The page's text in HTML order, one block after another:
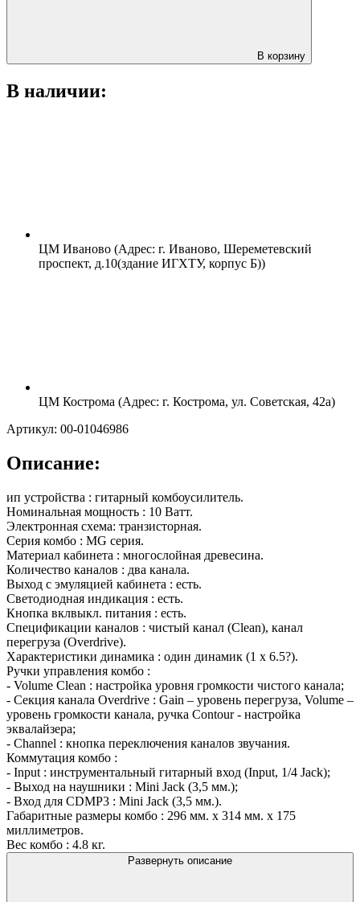
В корзину
В наличии:
ЦМ Иваново (Адрес: г. Иваново, Шереметевский
проспект, д.10(здание ИГХТУ, корпус Б))
ЦМ Кострома (Адрес: г. Кострома, ул. Советская, 42а)
Артикул: 00-01046986
Описание:
ип устройства : гитарный комбоусилитель.
Номинальная мощность : 10 Ватт.
Электронная схема: транзисторная.
Серия комбо : MG серия.
Материал кабинета : многослойная древесина.
Количество каналов : два канала.
Выход с эмуляцией кабинета : есть.
Светодиодная индикация : есть.
Кнопка вклвыкл. питания : есть.
Спецификации каналов : чистый канал (Сlean), канал
перегруза (Overdrive).
Характеристики динамика : один динамик (1 х 6.5?).
Ручки управления комбо :
- Volume Clean : настройка уровня громкости чистого канала;
- Секция канала Overdrive : Gain – уровень перегруза, Volume –
уровень громкости канала, ручка Contour - настройка
эквалайзера;
- Channel : кнопка переключения каналов звучания.
Коммутация комбо :
- Input : инструментальный гитарный вход (Input, 1/4 Jack);
- Выход на наушники : Mini Jack (3,5 мм.);
- Вход для CDMP3 : Mini Jack (3,5 мм.).
Габаритные размеры комбо : 296 мм. х 314 мм. х 175
миллиметров.
Вес комбо : 4.8 кг.
Развернуть описание